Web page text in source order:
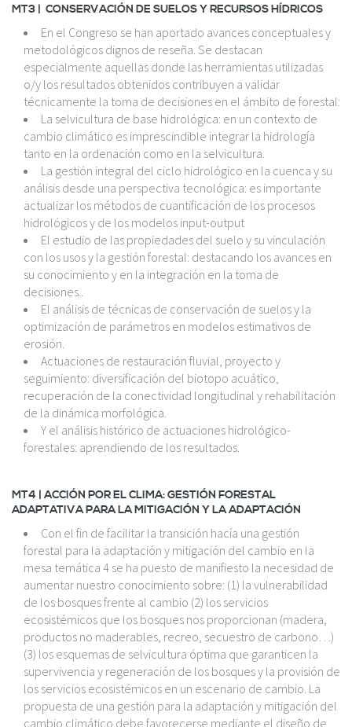
MT3 | CONSERVACIÓN DE SUELOS Y RECURSOS HÍDRICOS
En el Congreso se han aportado avances conceptuales y
metodológicos dignos de reseña. Se destacan
especialmente aquellas donde las herramientas utilizadas
o/y los resultados obtenidos contribuyen a validar
técnicamente la toma de decisiones en el ámbito de forestal:
La selvicultura de base hidrológica: en un contexto de
cambio climático es imprescindible integrar la hidrología
tanto en la ordenación como en la selvicultura.
La gestión integral del ciclo hidrológico en la cuenca y su
análisis desde una perspectiva tecnológica: es importante
actualizar los métodos de cuantificación de los procesos
hidrológicos y de los modelos input-output
El estudio de las propiedades del suelo y su vinculación
con los usos y la gestión forestal: destacando los avances en
su conocimiento y en la integración en la toma de
decisiones..
El análisis de técnicas de conservación de suelos y la
optimización de parámetros en modelos estimativos de
erosión.
Actuaciones de restauración fluvial, proyecto y
seguimiento: diversificación del biotopo acuático,
recuperación de la conectividad longitudinal y rehabilitación
de la dinámica morfológica.
Y el análisis histórico de actuaciones hidrológico-
forestales: aprendiendo de los resultados.
MT4 | ACCIÓN POR EL CLIMA: GESTIÓN FORESTAL
ADAPTATIVA PARA LA MITIGACIÓN Y LA ADAPTACIÓN
Con el fin de facilitar la transición hacía una gestión
forestal para la adaptación y mitigación del cambio en la
mesa temática 4 se ha puesto de manifiesto la necesidad de
aumentar nuestro conocimiento sobre: (1) la vulnerabilidad
de los bosques frente al cambio (2) los servicios
ecosistémicos que los bosques nos proporcionan (madera,
productos no maderables, recreo, secuestro de carbono…)
(3) los esquemas de selvicultura óptima que garanticen la
supervivencia y regeneración de los bosques y la provisión de
los servicios ecosistémicos en un escenario de cambio. La
propuesta de una gestión para la adaptación y mitigación del
cambio climático debe favorecerse mediante el diseño de